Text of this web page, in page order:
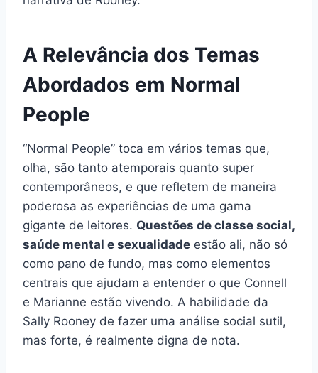
A Relevância dos Temas
Abordados em Normal
People
“Normal People” toca em vários temas que,
olha, são tanto atemporais quanto super
contemporâneos, e que refletem de maneira
poderosa as experiências de uma gama
gigante de leitores. Questões de classe social,
saúde mental e sexualidade estão ali, não só
como pano de fundo, mas como elementos
centrais que ajudam a entender o que Connell
e Marianne estão vivendo. A habilidade da
Sally Rooney de fazer uma análise social sutil,
mas forte, é realmente digna de nota.